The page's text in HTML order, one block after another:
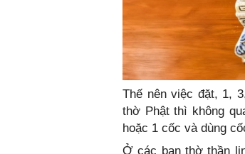
Thế nên việc đặt, 1,
thờ Phật thì không
hoặc 1 cốc và dùng
Ở các ban thờ thần